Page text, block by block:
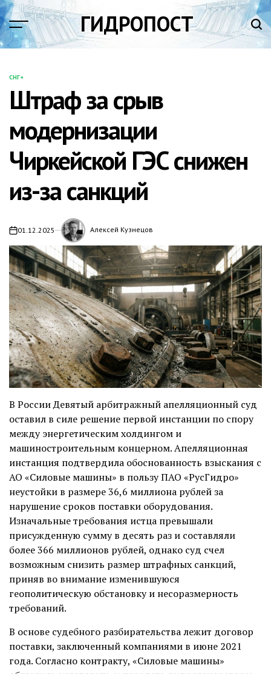
Перейти
к
содержимому
ГИДРОПОСТ
ОПУБЛИКОВАНО
В
СНГ+
Штраф за срыв
модернизации
Чиркейской ГЭС снижен
из-за санкций
01.12.2025 Алексей Кузнецов
В России Девятый арбитражный апелляционный суд
оставил в силе решение первой инстанции по спору
между энергетическим холдингом и
машиностроительным концерном. Апелляционная
инстанция подтвердила обоснованность взыскания с
АО «Силовые машины» в пользу ПАО «РусГидро»
неустойки в размере 36,6 миллиона рублей за
нарушение сроков поставки оборудования.
Изначальные требования истца превышали
присужденную сумму в десять раз и составляли
более 366 миллионов рублей, однако суд счел
возможным снизить размер штрафных санкций,
приняв во внимание изменившуюся
геополитическую обстановку и несоразмерность
требований.
В основе судебного разбирательства лежит договор
поставки, заключенный компаниями в июне 2021
года. Согласно контракту, «Силовые машины»